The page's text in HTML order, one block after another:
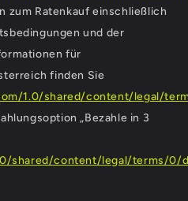
zum Ratenkauf einschließlich
und der
für
finden Sie
1.0/shared/content/legal/
„Bezahle in 3
shared/content/legal/terms/0/